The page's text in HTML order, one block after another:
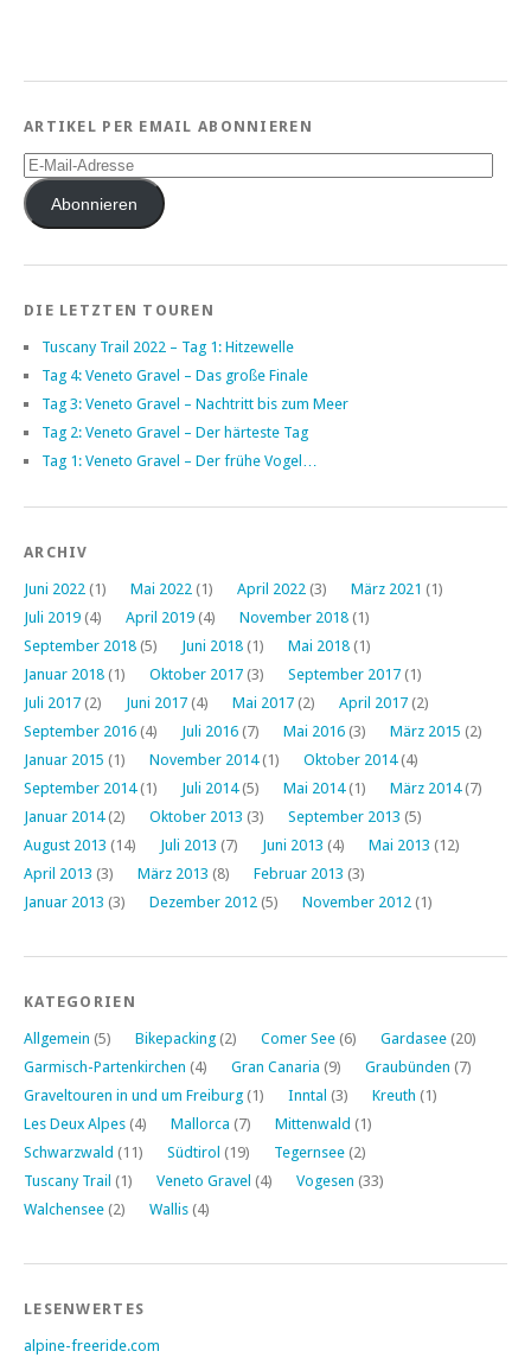
ARTIKEL PER EMAIL ABONNIEREN
E-
Mail-
AdresseAbonnieren
DIE LETZTEN TOUREN
Tuscany Trail 2022 – Tag 1: Hitzewelle
Tag 4: Veneto Gravel – Das große Finale
Tag 3: Veneto Gravel – Nachtritt bis zum Meer
Tag 2: Veneto Gravel – Der härteste Tag
Tag 1: Veneto Gravel – Der frühe Vogel…
ARCHIV
Juni 2022 (1) Mai 2022 (1) April 2022 (3) März 2021 (1)
Juli 2019 (4) April 2019 (4) November 2018 (1)
September 2018 (5) Juni 2018 (1) Mai 2018 (1)
Januar 2018 (1) Oktober 2017 (3) September 2017 (1)
Juli 2017 (2) Juni 2017 (4) Mai 2017 (2) April 2017 (2)
September 2016 (4) Juli 2016 (7) Mai 2016 (3) März 2015 (2)
Januar 2015 (1) November 2014(1) Oktober 2014(4)
September 2014(1) Juli 2014(5) Mai 2014(1) März 2014(7)
Januar 2014(2) Oktober 2013 (3) September 2013 (5)
August 2013 (14) Juli 2013 (7) Juni 2013 (4) Mai 2013 (12)
April 2013 (3) März 2013 (8) Februar 2013 (3)
Januar 2013 (3) Dezember 2012 (5) November 2012 (1)
KATEGORIEN
Allgemein (5) Bikepacking (2) Comer See (6) Gardasee (20)
Garmisch-Partenkirchen (4) Gran Canaria (9) Graubünden (7)
Graveltouren in und um Freiburg (1) Inntal (3) Kreuth (1)
Les Deux Alpes (4) Mallorca (7) Mittenwald (1)
Schwarzwald (11) Südtirol (19) Tegernsee (2)
Tuscany Trail (1) Veneto Gravel (4) Vogesen (33)
Walchensee (2) Wallis (4)
LESENWERTES
alpine-freeride.com